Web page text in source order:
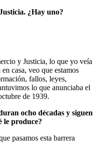
¿Hay uno?
y Justicia, lo que yo veía
casa, veo que estamos
fallos, leyes,
lo que anunciaba el
de 1939.
ocho décadas y siguen
le produce?
pasamos esta barrera